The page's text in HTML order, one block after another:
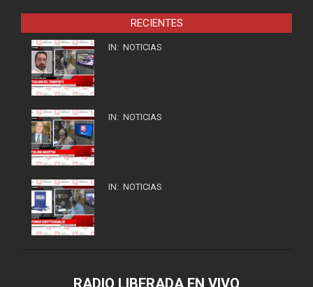
RECIENTES
IN: NOTICIAS
IN: NOTICIAS
IN: NOTICIAS
RADIO LIBERADA EN VIVO